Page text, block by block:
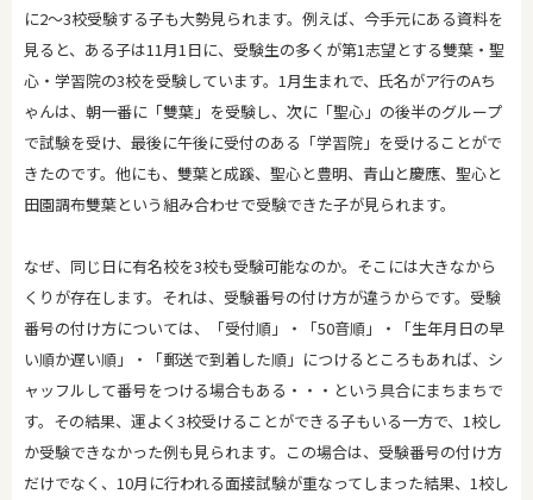
に2～3校受験する子も大勢見られます。例えば、今手元にある資料を
見ると、ある子は11月1日に、受験生の多くが第1志望とする雙葉・聖
心・学習院の3校を受験しています。1月生まれで、氏名がア行のAち
ゃんは、朝一番に「雙葉」を受験し、次に「聖心」の後半のグループ
で試験を受け、最後に午後に受付のある「学習院」を受けることがで
きたのです。他にも、雙葉と成蹊、聖心と豊明、青山と慶應、聖心と
田園調布雙葉という組み合わせで受験できた子が見られます。
なぜ、同じ日に有名校を3校も受験可能なのか。そこには大きなから
くりが存在します。それは、受験番号の付け方が違うからです。受験
番号の付け方については、「受付順」・「50音順」・「生年月日の早
い順か遅い順」・「郵送で到着した順」につけるところもあれば、シ
ャッフルして番号をつける場合もある・・・という具合にまちまちで
す。その結果、運よく3校受けることができる子もいる一方で、1校し
か受験できなかった例も見られます。この場合は、受験番号の付け方
だけでなく、10月に行われる面接試験が重なってしまった結果、1校し